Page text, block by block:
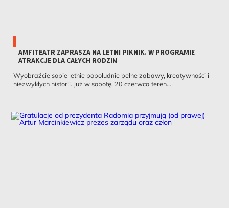
AMFITEATR ZAPRASZA NA LETNI PIKNIK. W PROGRAMIE
ATRAKCJE DLA CAŁYCH RODZIN
Wyobraźcie sobie letnie popołudnie pełne zabawy, kreatywności i
niezwykłych historii. Już w sobotę, 20 czerwca teren...